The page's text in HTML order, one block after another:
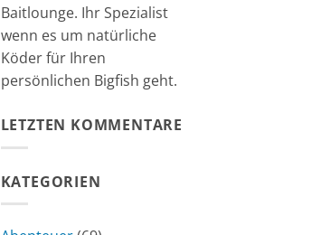
Baitlounge. Ihr Spezialist
wenn es um natürliche
Köder für Ihren
persönlichen Bigfish geht.
LETZTEN KOMMENTARE
KATEGORIEN